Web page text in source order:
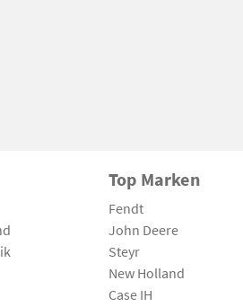
Top Marken
Fendt
John Deere
Steyr
New Holland
Case IH